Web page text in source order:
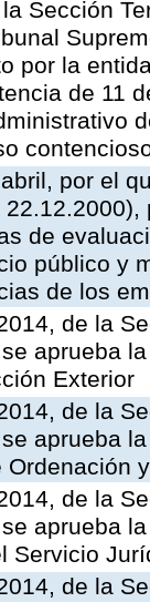
Sección
por la
de 11
por el
de
público y
de los
de la
aprueba
Exterior
de la
aprueba
Ordenación
de la
aprueba
Servicio
de la